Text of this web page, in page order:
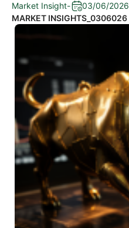
Market Insight-
03/06/2026
MARKET INSIGHTS_0306026